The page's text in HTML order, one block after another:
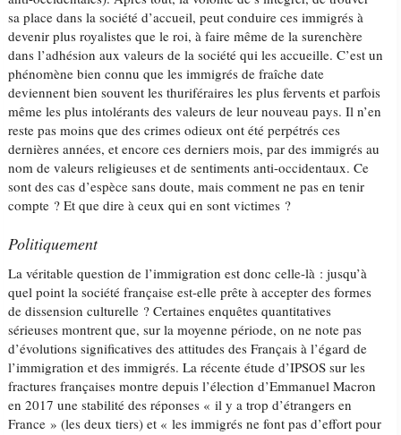
sa place dans la société d’accueil, peut conduire ces immigrés à
devenir plus royalistes que le roi, à faire même de la surenchère
dans l’adhésion aux valeurs de la société qui les accueille. C’est un
phénomène bien connu que les immigrés de fraîche date
deviennent bien souvent les thuriféraires les plus fervents et parfois
même les plus intolérants des valeurs de leur nouveau pays. Il n’en
reste pas moins que des crimes odieux ont été perpétrés ces
dernières années, et encore ces derniers mois, par des immigrés au
nom de valeurs religieuses et de sentiments anti-occidentaux. Ce
sont des cas d’espèce sans doute, mais comment ne pas en tenir
compte ? Et que dire à ceux qui en sont victimes ?
Politiquement
La véritable question de l’immigration est donc celle-là : jusqu’à
quel point la société française est-elle prête à accepter des formes
de dissension culturelle ? Certaines enquêtes quantitatives
sérieuses montrent que, sur la moyenne période, on ne note pas
d’évolutions significatives des attitudes des Français à l’égard de
l’immigration et des immigrés. La récente étude d’IPSOS sur les
fractures françaises montre depuis l’élection d’Emmanuel Macron
en 2017 une stabilité des réponses « il y a trop d’étrangers en
France » (les deux tiers) et « les immigrés ne font pas d’effort pour